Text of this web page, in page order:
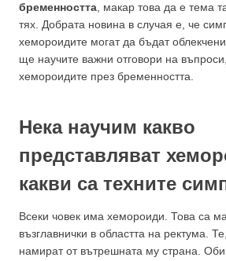
бременността, макар това да е тема
тях. Добрата новина в случая е, че
хемороидите могат да бъдат
ще научите важни отговори на
хемороидите през бременността.
Нека научим какво
представляват
какви са техните
Всеки човек има хемороиди. Това са
възглавнички в областта на ректума.
намират от вътрешната му страна.